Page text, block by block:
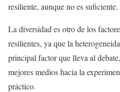
resiliente, aunque no es suficiente.
La diversidad es otro de los
resilientes, ya que la
principal factor que lleva al
mejores medios hacia la
práctico.